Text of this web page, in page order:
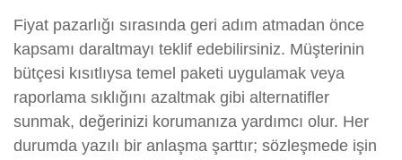
Fiyat pazarlığı sırasında geri adım atmadan önce
kapsamı daraltmayı teklif edebilirsiniz. Müşterinin
bütçesi kısıtlıysa temel paketi uygulamak veya
raporlama sıklığını azaltmak gibi alternatifler
sunmak, değerinizi korumanıza yardımcı olur. Her
durumda yazılı bir anlaşma şarttır; sözleşmede işin